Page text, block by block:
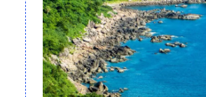
Tạm rời thành phố, hành trình tiếp nối tại
không gian hoài niệm, nơi từng viên